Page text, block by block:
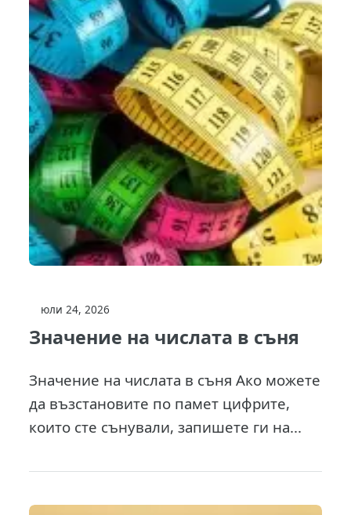
юли 24, 2026
Значение на числата в съня
Значение на числата в съня Ако можете
да възстановите по памет цифрите,
които сте сънували, запишете ги на...